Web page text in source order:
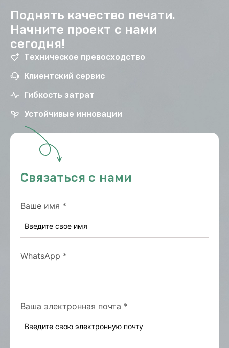
Поднять качество печати.
Начните проект с нами
сегодня!
Техническое превосходство
Клиентский сервис
Гибкость затрат
Устойчивые инновации
Связаться с нами
Ваше имя *
WhatsApp *
Ваша электронная почта *